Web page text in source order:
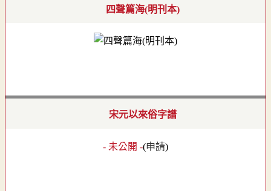
四聲篇海(明刊本)
宋元以來俗字譜
- 未公開 -(申請)